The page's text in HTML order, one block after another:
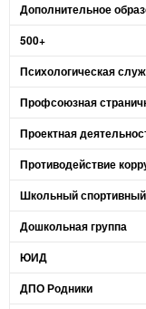
Дополнительное
500+
Психологическая
Профсоюзная
Проектная
Противодействие
Школьный
Дошкольная группа
ЮИД
ДПО Родники